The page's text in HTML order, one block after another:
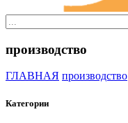
производство
ГЛАВНАЯ производство
Категории